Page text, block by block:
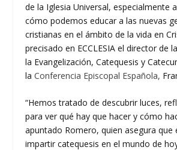
de la Iglesia Universal, especialmente
cómo podemos educar a las nuevas
cristianas en el ámbito de la vida en
precisado en ECCLESIA el director de
la Evangelización, Catequesis y
la Conferencia Episcopal Española,
“Hemos tratado de descubrir luces,
para ver qué hay que hacer y cómo
apuntado Romero, quien asegura que
impartir catequesis en el mundo de